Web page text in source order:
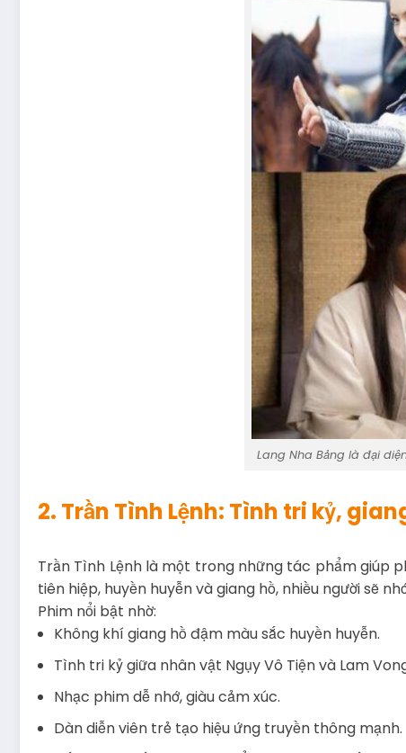
Lang Nha Bảng là đại
2. Trần Tình Lệnh: Tình tri kỷ,
Trần Tình Lệnh là một trong những tác phẩm giúp
tiên hiệp, huyền huyễn và giang hồ, nhiều người sẽ
Phim nổi bật nhờ:
Không khí giang hồ đậm màu sắc huyền huyễn.
Tình tri kỷ giữa nhân vật Ngụy Vô Tiện và Lam
Nhạc phim dễ nhớ, giàu cảm xúc.
Dàn diễn viên trẻ tạo hiệu ứng truyền thông mạnh.